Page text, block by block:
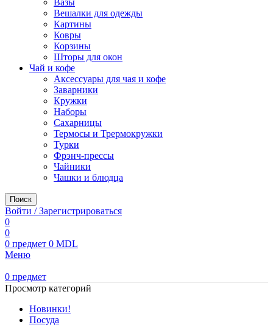
Вазы
Вешалки для одежды
Картины
Ковры
Корзины
Шторы для окон
Чай и кофе
Аксессуары для чая и кофе
Заварники
Кружки
Наборы
Сахарницы
Термосы и Трермокружки
Турки
Фрэнч-прессы
Чайники
Чашки и блюдца
Поиск
Войти / Зарегистрироваться
0
0
0 предмет 0 MDL
Меню
0 предмет
Просмотр категорий
Новинки!
Посуда